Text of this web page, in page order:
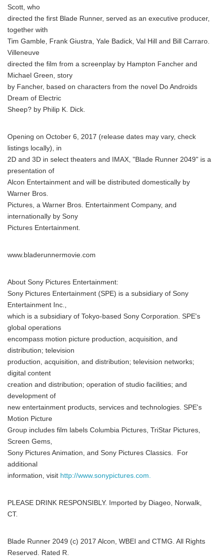
Scott, who
directed the first Blade Runner, served as an executive producer,
together with
Tim Gamble, Frank Giustra, Yale Badick, Val Hill and Bill Carraro.
Villeneuve
directed the film from a screenplay by Hampton Fancher and
Michael Green, story
by Fancher, based on characters from the novel Do Androids
Dream of Electric
Sheep? by Philip K. Dick.
Opening on October 6, 2017 (release dates may vary, check
listings locally), in
2D and 3D in select theaters and IMAX, "Blade Runner 2049" is a
presentation of
Alcon Entertainment and will be distributed domestically by
Warner Bros.
Pictures, a Warner Bros. Entertainment Company, and
internationally by Sony
Pictures Entertainment.
www.bladerunnermovie.com
About Sony Pictures Entertainment:
Sony Pictures Entertainment (SPE) is a subsidiary of Sony
Entertainment Inc.,
which is a subsidiary of Tokyo-based Sony Corporation. SPE's
global operations
encompass motion picture production, acquisition, and
distribution; television
production, acquisition, and distribution; television networks;
digital content
creation and distribution; operation of studio facilities; and
development of
new entertainment products, services and technologies. SPE's
Motion Picture
Group includes film labels Columbia Pictures, TriStar Pictures,
Screen Gems,
Sony Pictures Animation, and Sony Pictures Classics. For
additional
information, visit http://www.sonypictures.com.
PLEASE DRINK RESPONSIBLY. Imported by Diageo, Norwalk,
CT.
Blade Runner 2049 (c) 2017 Alcon, WBEI and CTMG. All Rights
Reserved. Rated R.